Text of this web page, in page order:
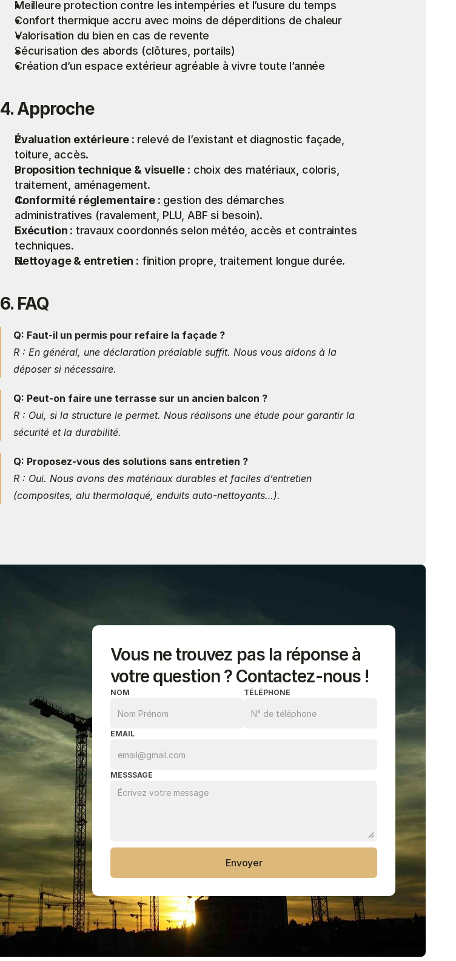
Meilleure protection contre les intempéries et l’usure du temps
Confort thermique accru avec moins de déperditions de chaleur
Valorisation du bien en cas de revente
Sécurisation des abords (clôtures, portails)
Création d’un espace extérieur agréable à vivre toute l’année
4. Approche
Évaluation extérieure : relevé de l’existant et diagnostic façade,
toiture, accès.
Proposition technique & visuelle : choix des matériaux, coloris,
traitement, aménagement.
Conformité réglementaire : gestion des démarches
administratives (ravalement, PLU, ABF si besoin).
Exécution : travaux coordonnés selon météo, accès et contraintes
techniques.
Nettoyage & entretien : finition propre, traitement longue durée.
6. FAQ
Q: Faut-il un permis pour refaire la façade ?
R : En général, une déclaration préalable suffit. Nous vous aidons à la
déposer si nécessaire.
Q: Peut-on faire une terrasse sur un ancien balcon ?
R : Oui, si la structure le permet. Nous réalisons une étude pour garantir la
sécurité et la durabilité.
Q: Proposez-vous des solutions sans entretien ?
R : Oui. Nous avons des matériaux durables et faciles d’entretien
(composites, alu thermolaqué, enduits auto-nettoyants…).
Vous ne trouvez pas la réponse à
votre question ? Contactez-nous !
NOM TÉLÉPHONE
EMAIL
MESSSAGE
Envoyer